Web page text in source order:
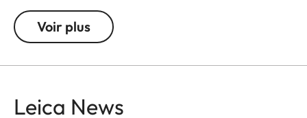
fabriquée en Allemagne et comporte des embouts
en cuir d’Italie. Un accessoire simple, robuste et
Voir plus
Leica News